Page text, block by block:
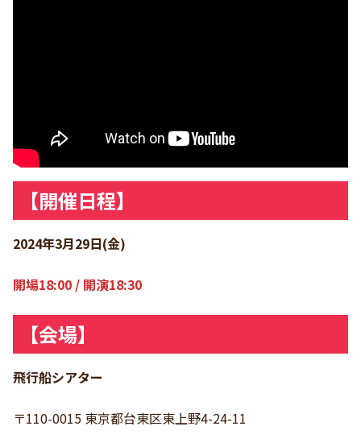
【開催日程】
2024年3月29日(金)
開場18:00 / 開演18:30
【会場】
飛行船シアター
〒110-0015 東京都台東区東上野4-24-11